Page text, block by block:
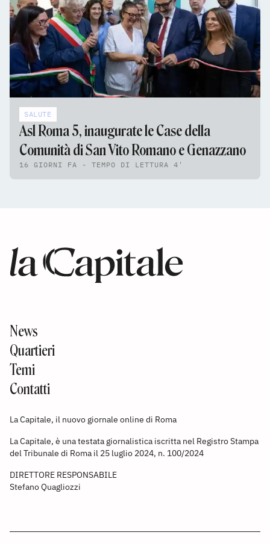
SALUTE
Asl Roma 5, inaugurate le Case della
Comunità di San Vito Romano e Genazzano
16 GIORNI FA - TEMPO DI LETTURA 4'
News
Quartieri
Temi
Contatti
La Capitale, il nuovo giornale online di Roma
La Capitale, è una testata giornalistica iscritta nel Registro Stampa
del Tribunale di Roma il 25 luglio 2024, n. 100/2024
DIRETTORE RESPONSABILE
Stefano Quagliozzi